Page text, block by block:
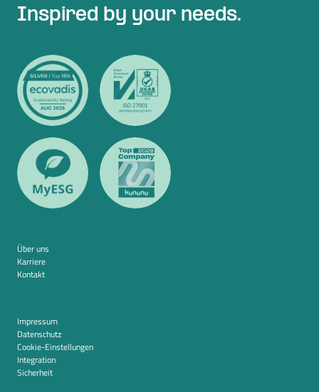
Inspired by your needs.
Über uns
Karriere
Kontakt
Impressum
Datenschutz
Cookie-Einstellungen
Integration
Sicherheit